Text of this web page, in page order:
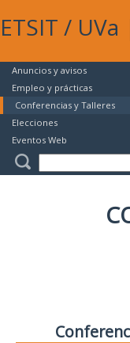
ETSIT / UVa
Anuncios y avisos
Empleo y prácticas
Conferencias y Talleres
Elecciones
Eventos Web